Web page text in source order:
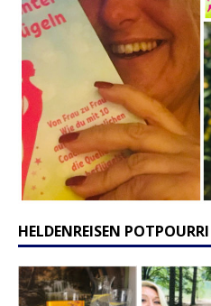
HELDENREISEN POTPOURRI